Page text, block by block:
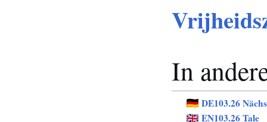
In
DE103.26
EN103.26 Tale